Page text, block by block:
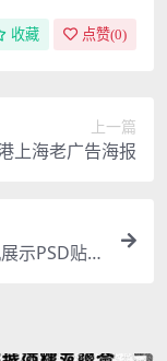
收藏 点赞(0)
上一篇
上海老广告海报
示PSD贴